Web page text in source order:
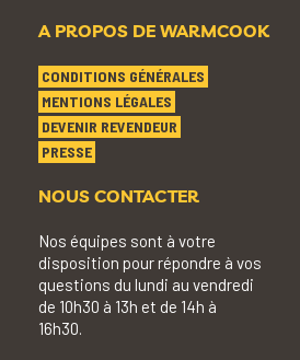
A PROPOS DE WARMCOOK
CONDITIONS GÉNÉRALES
MENTIONS LÉGALES
DEVENIR REVENDEUR
PRESSE
NOUS CONTACTER
Nos équipes sont à votre
disposition pour répondre à vos
questions du lundi au vendredi
de 10h30 à 13h et de 14h à
16h30.